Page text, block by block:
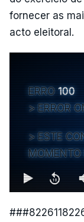
fornecer as
acto eleitoral.
ERRO 100
ERROR
ESTE
MOMENTO